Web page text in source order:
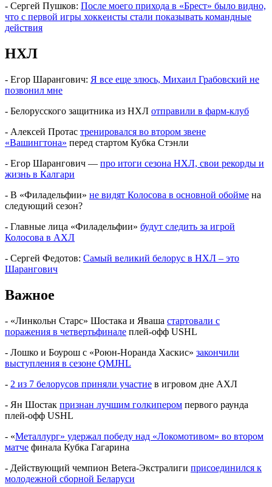
- Сергей Пушков: После моего прихода в «Брест» было видно,
что с первой игры хоккеисты стали показывать командные
действия
НХЛ
- Егор Шарангович: Я все еще злюсь, Михаил Грабовский не
позвонил мне
- Белорусского защитника из НХЛ отправили в фарм-клуб
- Алексей Протас тренировался во втором звене
«Вашингтона» перед стартом Кубка Стэнли
- Егор Шарангович — про итоги сезона НХЛ, свои рекорды и
жизнь в Калгари
- В «Филадельфии» не видят Колосова в основной обойме на
следующий сезон?
- Главные лица «Филадельфии» будут следить за игрой
Колосова в АХЛ
- Сергей Федотов: Самый великий белорус в НХЛ – это
Шарангович
Важное
- «Линкольн Старс» Шостака и Яваша стартовали с
поражения в четвертьфинале плей-офф USHL
- Лошко и Боурош с «Роюн-Норанда Хаскис» закончили
выступления в сезоне QMJHL
- 2 из 7 белорусов приняли участие в игровом дне АХЛ
- Ян Шостак признан лучшим голкипером первого раунда
плей-офф USHL
- «Металлург» удержал победу над «Локомотивом» во втором
матче финала Кубка Гагарина
- Действующий чемпион Betera-Экстралиги присоединился к
молодежной сборной Беларуси